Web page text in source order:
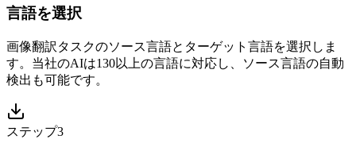
言語を選択
画像翻訳タスクのソース言語とターゲット言語を選択しま
す。当社のAIは130以上の言語に対応し、ソース言語の自動
検出も可能です。
ステップ3